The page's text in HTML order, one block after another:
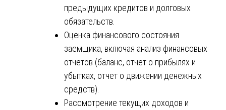
предыдущих кредитов и долговых
обязательств.
Оценка финансового состояния
заемщика, включая анализ финансовых
отчетов (баланс, отчет о прибылях и
убытках, отчет о движении денежных
средств).
Рассмотрение текущих доходов и